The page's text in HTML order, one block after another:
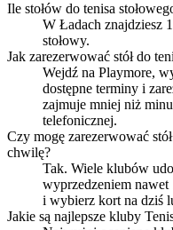
Ile stołów do tenisa
W Ładach znajdziesz
stołowy.
Jak zarezerwować stół do
Wejdź na Playmore,
dostępne terminy i
zajmuje mniej niż
telefonicznej.
Czy mogę zarezerwować
chwilę?
Tak. Wiele klubów
wyprzedzeniem
i wybierz kort na dziś
Jakie są najlepsze kluby